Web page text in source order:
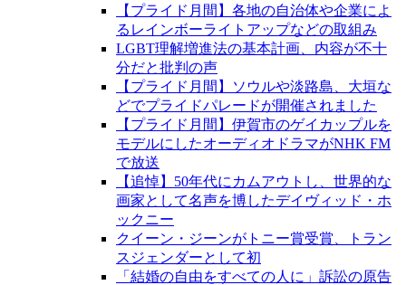
【プライド月間】各地の自治体や企業によ
るレインボーライトアップなどの取組み
LGBT理解増進法の基本計画、内容が不十
分だと批判の声
【プライド月間】ソウルや淡路島、大垣な
どでプライドパレードが開催されました
【プライド月間】伊賀市のゲイカップルを
モデルにしたオーディオドラマがNHK FM
で放送
【追悼】50年代にカムアウトし、世界的な
画家として名声を博したデイヴィッド・ホ
ックニー
クイーン・ジーンがトニー賞受賞、トラン
スジェンダーとして初
「結婚の自由をすべての人に」訴訟の原告